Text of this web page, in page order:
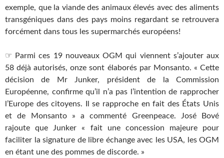
exemple, que la viande des animaux élevés avec des aliments
transgéniques dans des pays moins regardant se retrouvera
forcément dans tous les supermarchés européens!
☞ Parmi ces 19 nouveaux OGM qui viennent s’ajouter aux
58 déjà autorisés, onze sont élaborés par Monsanto. « Cette
décision de Mr Junker, président de la Commission
Européenne, confirme qu’il n’a pas l’intention de rapprocher
l’Europe des citoyens. Il se rapproche en fait des États Unis
et de Monsanto » a commenté Greenpeace. José Bové
rajoute que Junker « fait une concession majeure pour
faciliter la signature de libre échange avec les USA, les OGM
en étant une des pommes de discorde. »